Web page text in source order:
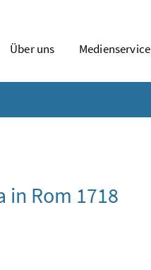
Über uns
Medienservice
in Rom 1718